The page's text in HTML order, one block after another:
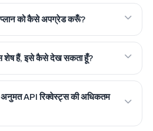
प्लान को कैसे अपग्रेड करूँ?
शेष हैं, इसे कैसे देख सकता हूँ?
API रिक्वेस्ट्स की अधिकतम